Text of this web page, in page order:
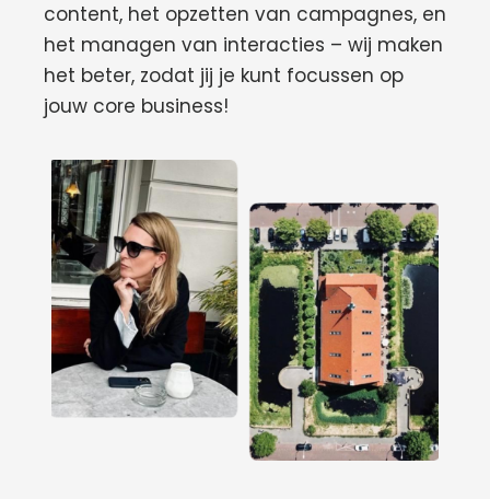
content, het opzetten van campagnes, en
het managen van interacties – wij maken
het beter, zodat jij je kunt focussen op
jouw core business!